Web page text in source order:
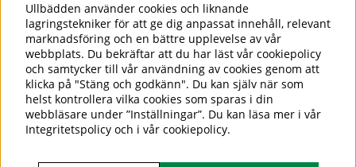
Ullbädden AB är ett företag som
importerar och säljer sängkläder i
cashmere-, camel-, alpacka- och
merinoull för en god och hälsosam
sömn.
Hos oss hittar du även överdrag till husbilsstolen,
stolsdynor, morgonrockar, tofflor, barnåkpåsar m.m. i
Ullbädden använder cookies och liknande
lagringstekniker för att ge dig anpassat innehåll, relevant
marknadsföring och en bättre upplevelse av vår
webbplats. Du bekräftar att du har läst vår cookiepolicy
och samtycker till vår användning av cookies genom att
klicka på "Stäng och godkänn". Du kan själv när som
helst kontrollera vilka cookies som sparas i din
webbläsare under ”Inställningar”. Du kan läsa mer i vår
Integritetspolicy och i vår cookiepolicy.